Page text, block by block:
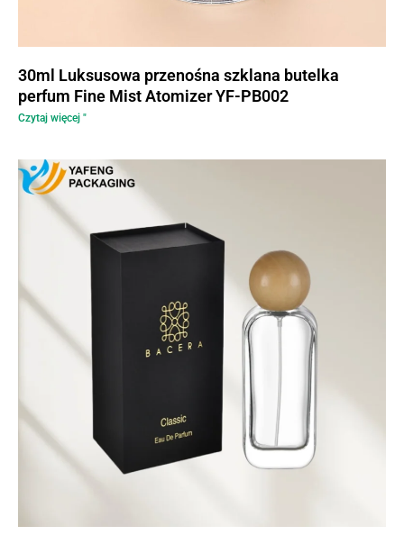
30ml Luksusowa przenośna szklana butelka
perfum Fine Mist Atomizer YF-PB002
Czytaj więcej "